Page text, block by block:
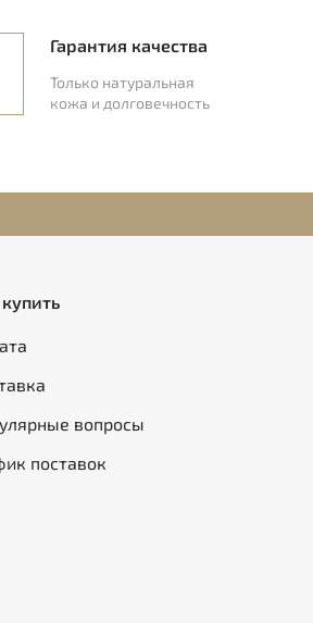
Гарантия качества
Только натуральная
кожа и долговечность
вопросы
поставок